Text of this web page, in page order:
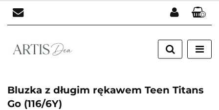
Zaloguj się
Zarejestruj się
0
Bluzka z długim rękawem Teen Titans
Go (116/6Y)